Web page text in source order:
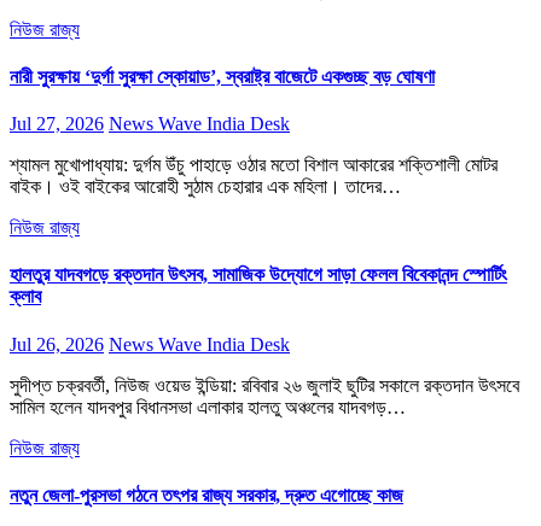
নিউজ রাজ্য
নারী সুরক্ষায় ‘দুর্গা সুরক্ষা স্কোয়াড’, স্বরাষ্ট্র বাজেটে একগুচ্ছ বড় ঘোষণা
Jul 27, 2026 News Wave India Desk
শ্যামল মুখোপাধ্যায়: দুর্গম উঁচু পাহাড়ে ওঠার মতো বিশাল আকারের শক্তিশালী মোটর
বাইক। ওই বাইকের আরোহী সুঠাম চেহারার এক মহিলা। তাদের…
নিউজ রাজ্য
হালতুর যাদবগড়ে রক্তদান উৎসব, সামাজিক উদ্যোগে সাড়া ফেলল বিবেকানন্দ স্পোর্টিং
ক্লাব
Jul 26, 2026 News Wave India Desk
সুদীপ্ত চক্রবর্তী, নিউজ ওয়েভ ইন্ডিয়া: রবিবার ২৬ জুলাই ছুটির সকালে রক্তদান উৎসবে
সামিল হলেন যাদবপুর বিধানসভা এলাকার হালতু অঞ্চলের যাদবগড়…
নিউজ রাজ্য
নতুন জেলা-পুরসভা গঠনে তৎপর রাজ্য সরকার, দ্রুত এগোচ্ছে কাজ